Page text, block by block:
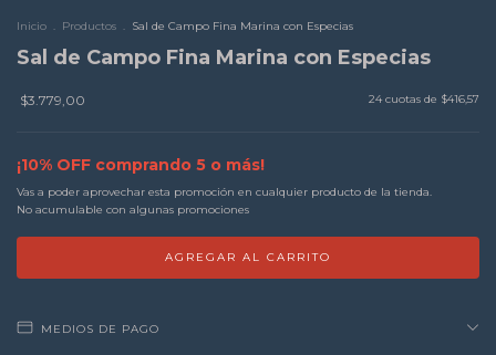
Inicio . Productos . Sal de Campo Fina Marina con Especias
Sal de Campo Fina Marina con Especias
$3.779,00 24 cuotas de $416,57
¡10% OFF comprando 5 o más!
Vas a poder aprovechar esta promoción en cualquier producto de la tienda.
No acumulable con algunas promociones
MEDIOS DE PAGO